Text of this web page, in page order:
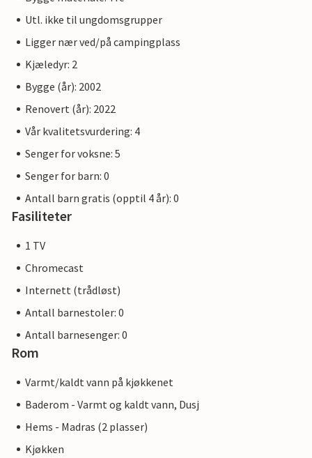
Utl. ikke til ungdomsgrupper
Ligger nær ved/på campingplass
Kjæledyr: 2
Bygge (år): 2002
Renovert (år): 2022
Vår kvalitetsvurdering: 4
Senger for voksne: 5
Senger for barn: 0
Antall barn gratis (opptil 4 år): 0
Fasiliteter
1 TV
Chromecast
Internett (trådløst)
Antall barnestoler: 0
Antall barnesenger: 0
Rom
Varmt/kaldt vann på kjøkkenet
Baderom - Varmt og kaldt vann, Dusj
Hems - Madras (2 plasser)
Kjøkken